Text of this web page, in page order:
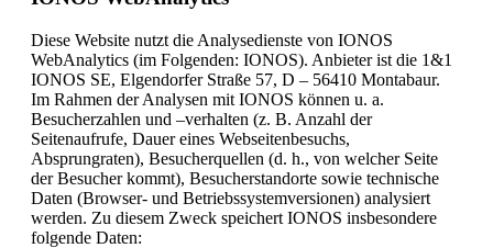
Diese Website nutzt die Analysedienste von IONOS
WebAnalytics (im Folgenden: IONOS). Anbieter ist die 1&1
IONOS SE, Elgendorfer Straße 57, D – 56410 Montabaur.
Im Rahmen der Analysen mit IONOS können u. a.
Besucherzahlen und –verhalten (z. B. Anzahl der
Seitenaufrufe, Dauer eines Webseitenbesuchs,
Absprungraten), Besucherquellen (d. h., von welcher Seite
der Besucher kommt), Besucherstandorte sowie technische
Daten (Browser- und Betriebssystemversionen) analysiert
werden. Zu diesem Zweck speichert IONOS insbesondere
folgende Daten: